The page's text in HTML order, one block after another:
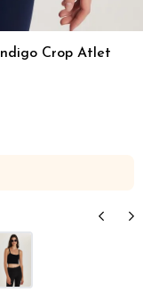
Crop Atlet